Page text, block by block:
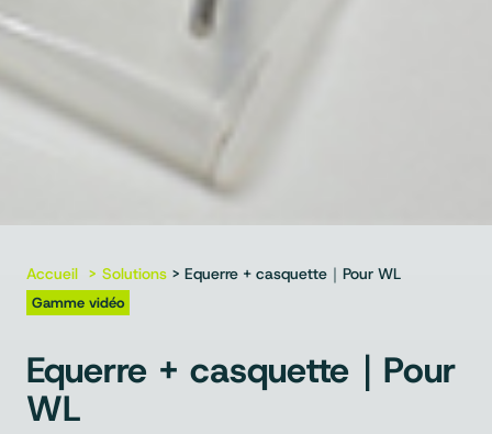
Accueil Solutions > Equerre + casquette｜Pour WL
Gamme vidéo
Equerre + casquette｜Pour
WL